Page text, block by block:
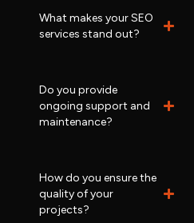
What makes your SEO
services stand out?
Do you provide
ongoing support and
maintenance?
How do you ensure the
quality of your
projects?